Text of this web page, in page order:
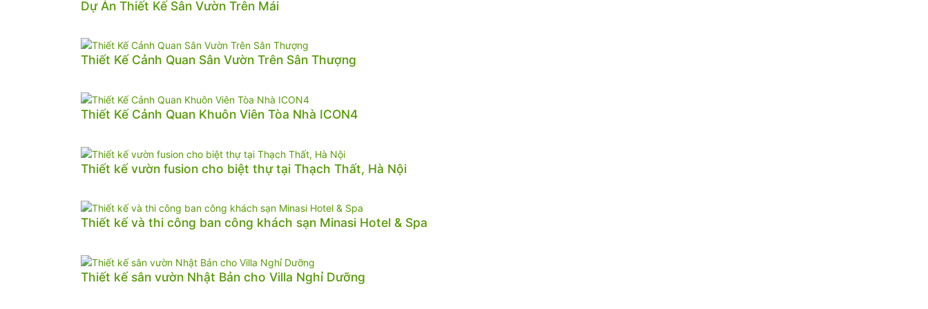
Dự Án Thiết Kế Sân Vườn Trên Mái
Thiết Kế Cảnh Quan Sân Vườn Trên Sân Thượng
Thiết Kế Cảnh Quan Khuôn Viên Tòa Nhà ICON4
Thiết kế vườn fusion cho biệt thự tại Thạch Thất, Hà Nội
Thiết kế và thi công ban công khách sạn Minasi Hotel & Spa
Thiết kế sân vườn Nhật Bản cho Villa Nghỉ Dưỡng